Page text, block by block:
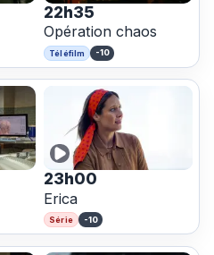
22h35
Opération chaos
Téléfilm -10
23h00
Erica
Série -10